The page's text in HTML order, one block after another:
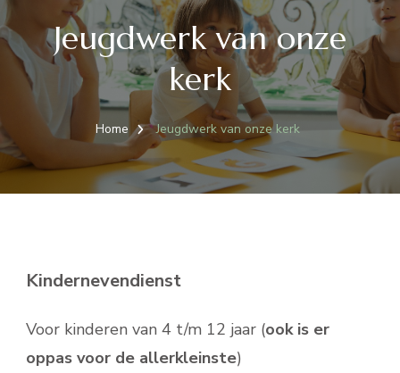
Jeugdwerk van onze
kerk
Home Jeugdwerk van onze kerk
Kindernevendienst
Voor kinderen van 4 t/m 12 jaar (ook is er
oppas voor de allerkleinste)